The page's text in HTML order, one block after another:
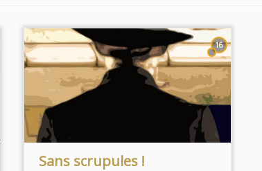
16
Sans scrupules !